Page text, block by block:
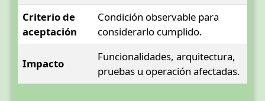
Criterio de
aceptación
Condición observable para
considerarlo cumplido.
Impacto
Funcionalidades, arquitectura,
pruebas u operación afectadas.